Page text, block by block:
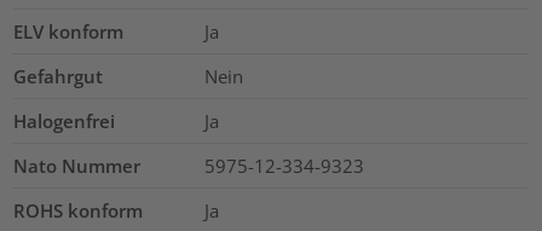
ELV konform
Ja
Gefahrgut
Nein
Halogenfrei
Ja
Nato Nummer
5975-12-334-9323
ROHS konform
Ja